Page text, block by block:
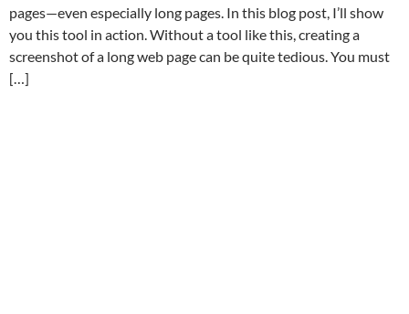
pages—even especially long pages. In this blog post, I’ll show
you this tool in action. Without a tool like this, creating a
screenshot of a long web page can be quite tedious. You must
[…]